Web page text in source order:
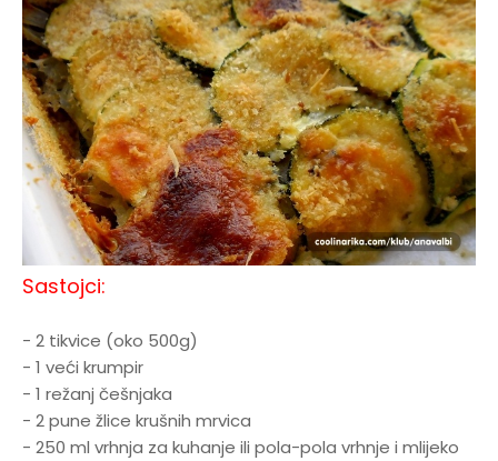
Sastojci:
- 2 tikvice (oko 500g)
- 1 veći krumpir
- 1 režanj češnjaka
- 2 pune žlice krušnih mrvica
- 250 ml vrhnja za kuhanje ili pola-pola vrhnje i mlijeko